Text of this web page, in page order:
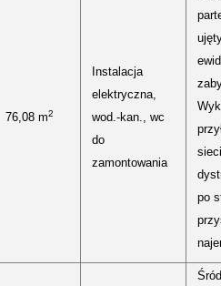
76,08 m2
Instalacja
elektryczna,
wod.-kan., wc
do
zamontowania
sieci
po